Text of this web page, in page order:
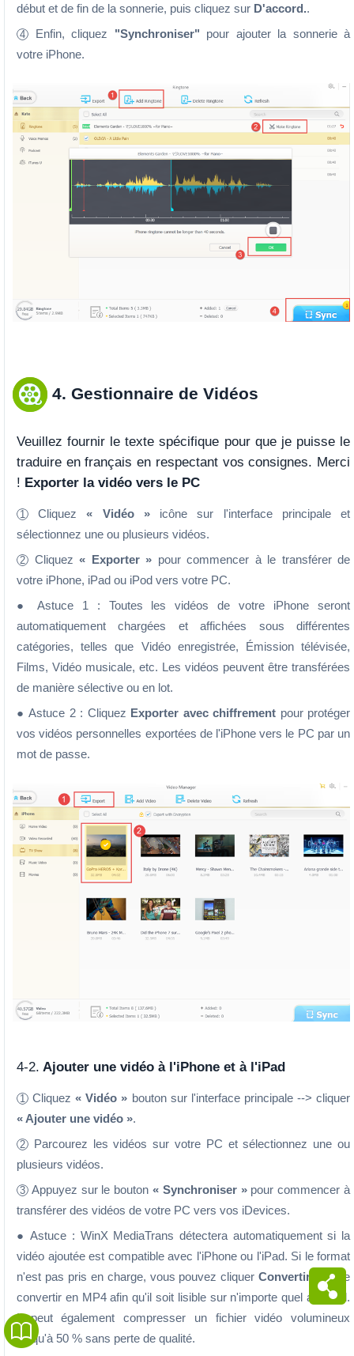
début et de fin de la sonnerie, puis cliquez sur D'accord..
4 Enfin, cliquez "Synchroniser" pour ajouter la sonnerie à
votre iPhone.
4. Gestionnaire de Vidéos
Veuillez fournir le texte spécifique pour que je puisse le
traduire en français en respectant vos consignes. Merci
! Exporter la vidéo vers le PC
1 Cliquez« Vidéo »icône sur l'interface principale et
sélectionnez une ou plusieurs vidéos.
2 Cliquez « Exporter » pour commencer à le transférer de
votre iPhone, iPad ou iPod vers votre PC.
● Astuce 1 : Toutes les vidéos de votre iPhone seront
automatiquement chargées et affichées sous différentes
catégories, telles que Vidéo enregistrée, Émission télévisée,
Films, Vidéo musicale, etc. Les vidéos peuvent être transférées
de manière sélective ou en lot.
● Astuce 2 : Cliquez Exporter avec chiffrement pour protéger
vos vidéos personnelles exportées de l'iPhone vers le PC par un
mot de passe.
4-2. Ajouter une vidéo à l'iPhone et à l'iPad
1 Cliquez« Vidéo » bouton sur l'interface principale --> cliquer
« Ajouter une vidéo ».
2
Parcourez les vidéos sur votre PC et sélectionnez une ou
plusieurs vidéos.
3 Appuyez sur le bouton « Synchroniser »pour commencer à
transférer des vidéos de votre PC vers vos iDevices.
● Astuce : WinX MediaTrans détectera automatiquement si la
vidéo ajoutée est compatible avec l'iPhone ou l'iPad. Si le format
n'est pas pris en charge, vous pouvez cliquerConvertir
pour le
convertir en MP4 afin qu'il soit lisible sur n'importe quel appareil.
Il peut également compresser un fichier vidéo volumineux
jusqu'à 50 % sans perte de qualité.